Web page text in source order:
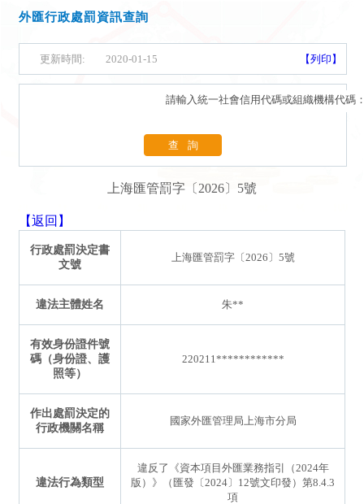
外匯行政處罰資訊查詢
更新時間: 2020-01-15 【列印】
請輸入統一社會信用代碼或組織機構代碼
查詢
上海匯管罰字〔2026〕5號
【返回】
行政處罰決定書
文號
上海匯管罰字〔2026〕5號
違法主體姓名 朱**
有效身份證件號
碼（身份證、護
照等）
220211************
作出處罰決定的
行政機關名稱
國家外匯管理局上海市分局
違法行為類型
違反了《資本項目外匯業務指引（2024年
版）》（匯發〔2024〕12號文印發）第8.4.3
項